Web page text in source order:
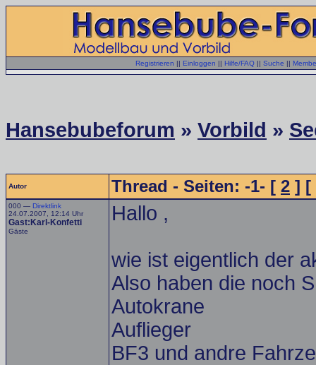
Registrieren || Einloggen || Hilfe/FAQ || Suche ||
Hansebubeforum » Vorbild »
Autor Thread - Seiten: -1- [ 2 ] [
000 — Direktlink
24.07.2007, 12:14 Uhr
Gast:Karl-Konfetti
Gäste
Hallo ,
wie ist eigentlich der
Also haben die noch
Autokrane
Auflieger
BF3 und andre